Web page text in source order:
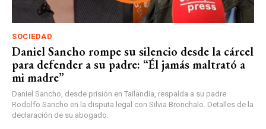
SOCIEDAD
Daniel Sancho rompe su silencio desde la cárcel
para defender a su padre: “Él jamás maltrató a
mi madre”
Daniel Sancho, desde prisión en Tailandia, respalda a su padre
Rodolfo Sancho en la disputa legal con Silvia Bronchalo. Detalles de la
declaración de su abogado.